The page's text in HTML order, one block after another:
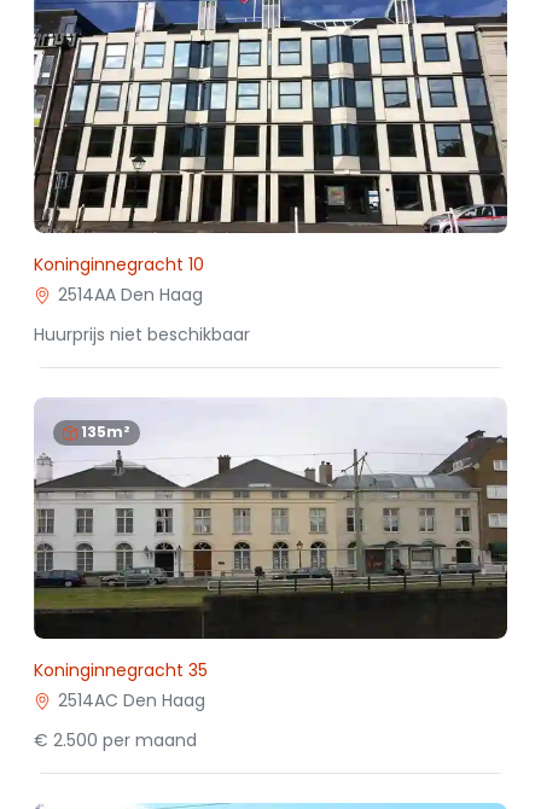
Koninginnegracht 10
2514AA Den Haag
Huurprijs niet beschikbaar
135m²
Koninginnegracht 35
2514AC Den Haag
€ 2.500 per maand